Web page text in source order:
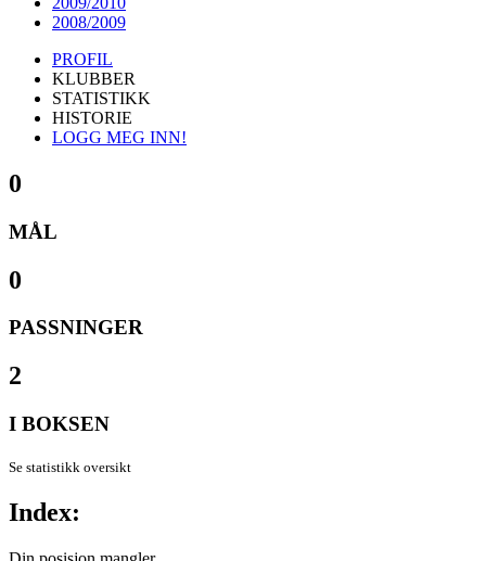
2008/2009
PROFIL
KLUBBER
STATISTIKK
HISTORIE
LOGG MEG INN!
0
MÅL
0
PASSNINGER
2
I BOKSEN
Se statistikk oversikt
Index: